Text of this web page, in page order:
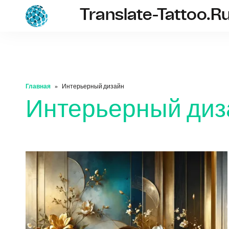
translate-
Translate-
Главная Интерьерный дизайн
Интерьерный